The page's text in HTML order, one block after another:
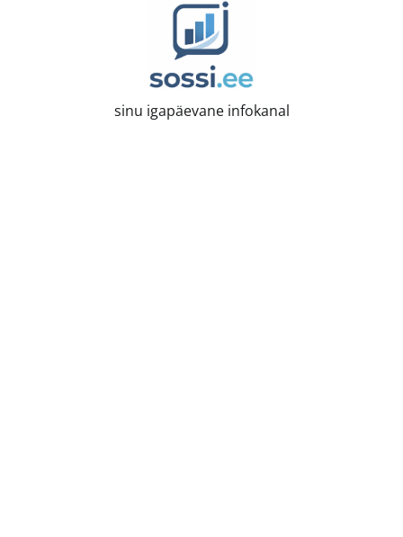
sinu igapäevane infokanal